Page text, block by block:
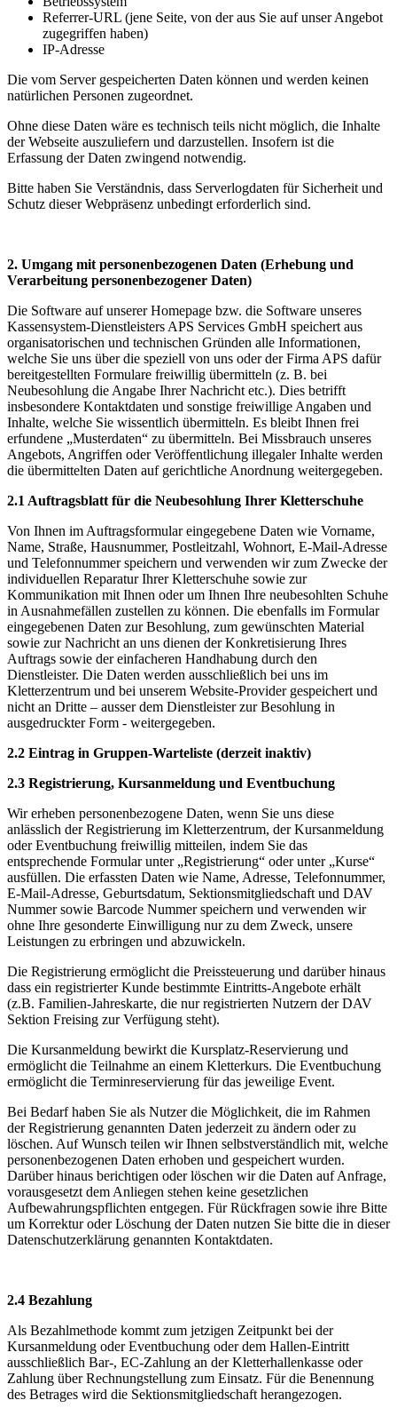
Referrer-URL (jene Seite, von der aus Sie auf unser Angebot
zugegriffen haben)
IP-Adresse
Die vom Server gespeicherten Daten können und werden keinen
natürlichen Personen zugeordnet.
Ohne diese Daten wäre es technisch teils nicht möglich, die Inhalte
der Webseite auszuliefern und darzustellen. Insofern ist die
Erfassung der Daten zwingend notwendig.
Bitte haben Sie Verständnis, dass Serverlogdaten für Sicherheit und
Schutz dieser Webpräsenz unbedingt erforderlich sind.
2. Umgang mit personenbezogenen Daten (Erhebung und
Verarbeitung personenbezogener Daten)
Die Software auf unserer Homepage bzw. die Software unseres
Kassensystem-Dienstleisters APS Services GmbH speichert aus
organisatorischen und technischen Gründen alle Informationen,
welche Sie uns über die speziell von uns oder der Firma APS dafür
bereitgestellten Formulare freiwillig übermitteln (z. B. bei
Neubesohlung die Angabe Ihrer Nachricht etc.). Dies betrifft
insbesondere Kontaktdaten und sonstige freiwillige Angaben und
Inhalte, welche Sie wissentlich übermitteln. Es bleibt Ihnen frei
erfundene „Musterdaten“ zu übermitteln. Bei Missbrauch unseres
Angebots, Angriffen oder Veröffentlichung illegaler Inhalte werden
die übermittelten Daten auf gerichtliche Anordnung weitergegeben.
2.1 Auftragsblatt für die Neubesohlung Ihrer Kletterschuhe
Von Ihnen im Auftragsformular eingegebene Daten wie Vorname,
Name, Straße, Hausnummer, Postleitzahl, Wohnort, E-Mail-Adresse
und Telefonnummer speichern und verwenden wir zum Zwecke der
individuellen Reparatur Ihrer Kletterschuhe sowie zur
Kommunikation mit Ihnen oder um Ihnen Ihre neubesohlten Schuhe
in Ausnahmefällen zustellen zu können. Die ebenfalls im Formular
eingegebenen Daten zur Besohlung, zum gewünschten Material
sowie zur Nachricht an uns dienen der Konkretisierung Ihres
Auftrags sowie der einfacheren Handhabung durch den
Dienstleister. Die Daten werden ausschließlich bei uns im
Kletterzentrum und bei unserem Website-Provider gespeichert und
nicht an Dritte – ausser dem Dienstleister zur Besohlung in
ausgedruckter Form - weitergegeben.
2.2 Eintrag in Gruppen-Warteliste (derzeit inaktiv)
2.3 Registrierung, Kursanmeldung und Eventbuchung
Wir erheben personenbezogene Daten, wenn Sie uns diese
anlässlich der Registrierung im Kletterzentrum, der Kursanmeldung
oder Eventbuchung freiwillig mitteilen, indem Sie das
entsprechende Formular unter „Registrierung“ oder unter „Kurse“
ausfüllen. Die erfassten Daten wie Name, Adresse, Telefonnummer,
E-Mail-Adresse, Geburtsdatum, Sektionsmitgliedschaft und DAV
Nummer sowie Barcode Nummer speichern und verwenden wir
ohne Ihre gesonderte Einwilligung nur zu dem Zweck, unsere
Leistungen zu erbringen und abzuwickeln.
Die Registrierung ermöglicht die Preissteuerung und darüber hinaus
dass ein registrierter Kunde bestimmte Eintritts-Angebote erhält
(z.B. Familien-Jahreskarte, die nur registrierten Nutzern der DAV
Sektion Freising zur Verfügung steht).
Die Kursanmeldung bewirkt die Kursplatz-Reservierung und
ermöglicht die Teilnahme an einem Kletterkurs. Die Eventbuchung
ermöglicht die Terminreservierung für das jeweilige Event.
Bei Bedarf haben Sie als Nutzer die Möglichkeit, die im Rahmen
der Registrierung genannten Daten jederzeit zu ändern oder zu
löschen. Auf Wunsch teilen wir Ihnen selbstverständlich mit, welche
personenbezogenen Daten erhoben und gespeichert wurden.
Darüber hinaus berichtigen oder löschen wir die Daten auf Anfrage,
vorausgesetzt dem Anliegen stehen keine gesetzlichen
Aufbewahrungspflichten entgegen. Für Rückfragen sowie ihre Bitte
um Korrektur oder Löschung der Daten nutzen Sie bitte die in dieser
Datenschutzerklärung genannten Kontaktdaten.
2.4 Bezahlung
Als Bezahlmethode kommt zum jetzigen Zeitpunkt bei der
Kursanmeldung oder Eventbuchung oder dem Hallen-Eintritt
ausschließlich Bar-, EC-Zahlung an der Kletterhallenkasse oder
Zahlung über Rechnungstellung zum Einsatz. Für die Benennung
des Betrages wird die Sektionsmitgliedschaft herangezogen.